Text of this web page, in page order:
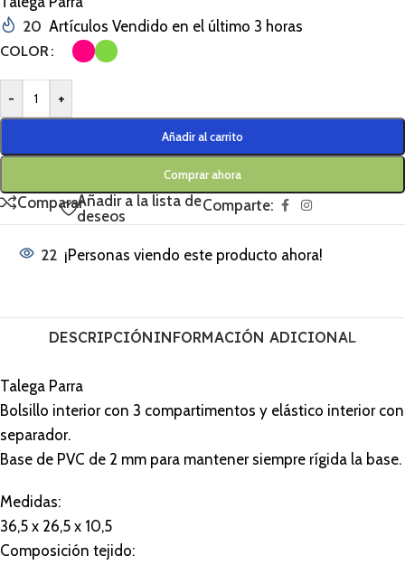
20 Artículos Vendido en el último 3 horas
COLOR
- +
Añadir al carrito
Comprar ahora
CompararAñadir a la lista de
deseos
Comparte:
22 ¡Personas viendo este producto ahora!
DESCRIPCIÓNINFORMACIÓN ADICIONAL
Talega Parra
Bolsillo interior con 3 compartimentos y elástico interior con
separador.
Base de PVC de 2 mm para mantener siempre rígida la base.
Medidas:
36,5 x 26,5 x 10,5
Composición tejido: